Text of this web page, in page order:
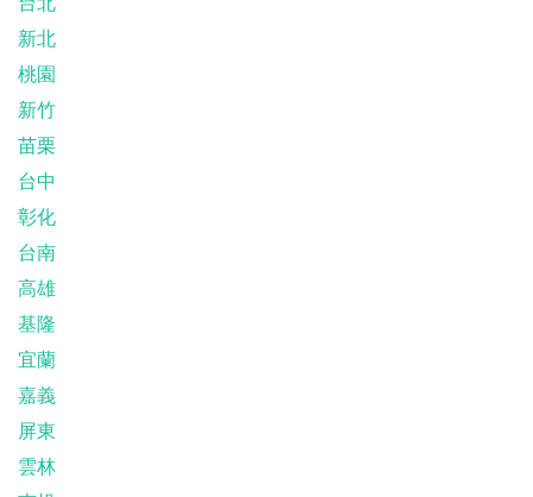
新北
桃園
新竹
苗栗
台中
彰化
台南
高雄
基隆
宜蘭
嘉義
屏東
雲林